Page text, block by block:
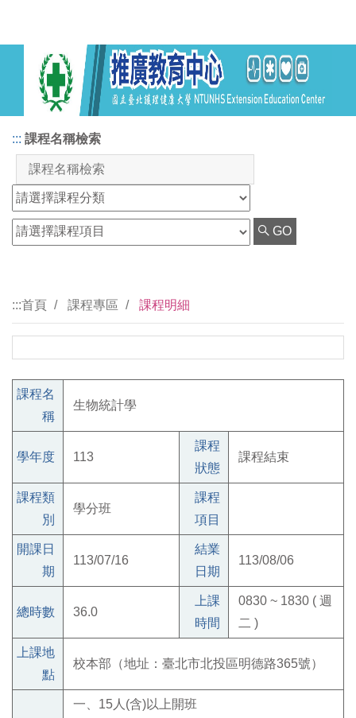
::: 課程名稱檢索
GO
:::首頁 課程專區 課程明細
課程名
稱
生物統計學
學年度 113
課程
狀態
課程結束
課程類
別
學分班
課程
項目
開課日
期
113/07/16
結業
日期
113/08/06
總時數 36.0
上課
時間
0830 ~ 1830 ( 週
二 )
上課地
點
校本部（地址：臺北市北投區明德路365號）
一、15人(含)以上開班